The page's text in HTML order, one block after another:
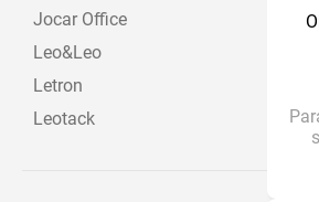
Jocar Office
Leo&Leo
Letron
Leotack